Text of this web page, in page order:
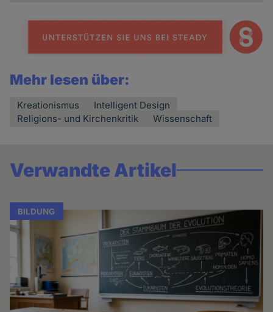
Mehr lesen über:
Kreationismus
Intelligent Design
Religions- und Kirchenkritik
Wissenschaft
Verwandte Artikel
BILDUNG